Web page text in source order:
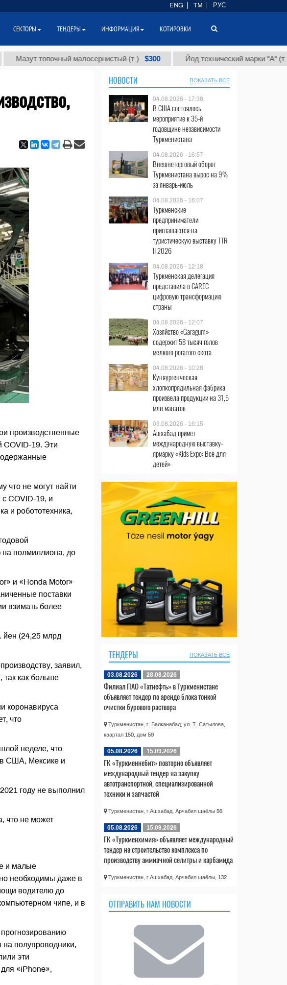
топочный малосернистый (т.) $300 Йод технический марки "А" (т.) $86 000
производственные
COVID-19. Эти
что не могут найти
с COVID-19, и
и робототехника,
на полмиллиона, до
и «Honda Motor»
поставки
взимать более
йен (24,25 млрд
заявил,
так как больше
коронавируса
что
неделе, что
в США, Мексике и
году не выполнил
что не может
и малые
необходимы даже в
водителю до
чипе, и в
на полупроводники,
эти
«iPhone»,
НОВОСТИ ПОКАЗАТЬ ВСЕ
04.08.2026 - 17:38
В США состоялось
мероприятие к 35-й
годовщине независимости
Туркменистана
04.08.2026 - 16:57
Внешнеторговый оборот
Туркменистана вырос на 9%
за январь-июль
04.08.2026 - 16:07
Туркменские
предприниматели
приглашаются на
туристическую выставку TTR
II 2026
04.08.2026 - 12:18
Туркменская делегация
представила в CAREC
цифровую трансформацию
страны
04.08.2026 - 12:07
Хозяйство «Garagum»
содержит 58 тысяч голов
мелкого рогатого скота
04.08.2026 - 10:28
Куняургенческая
хлопкопрядильная фабрика
произвела продукции на 31,5
млн манатов
03.08.2026 - 16:15
Ашхабад примет
международную выставку-
ярмарку «Kids Expo: Всё для
детей»
ТЕНДЕРЫ ПОКАЗАТЬ ВСЕ
03.08.2026 28.08.2026
Филиал ПАО «Татнефть» в Туркменистане
объявляет тендер по аренде блока тонкой
очистки бурового раствора
Туркменистан, г. Балканабад, ул. Т. Сатылова,
квартал 150, дом 59
05.08.2026 15.09.2026
ГК «Туркменнебит» повторно объявляет
международный тендер на закупку
автотранспортной, специализированной
техники и запчастей
Туркменистан, г.Ашхабад, Арчабил шаёлы 56
05.08.2026 15.09.2026
ГК «Туркменхимия» объявляет международный
тендер на строительство комплекса по
производству аммиачной селитры и карбамида
Туркменистан, г.Ашхабад, Арчабил шаёлы, 132
ОТПРАВИТЬ НАМ НОВОСТИ
ENG TM РУС
СЕКТОРЫ ТЕНДЕРЫ ИНФОРМАЦИЯ КОТИРОВКИ